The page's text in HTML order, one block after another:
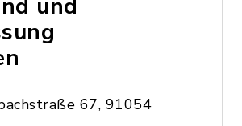
und
67, 91054